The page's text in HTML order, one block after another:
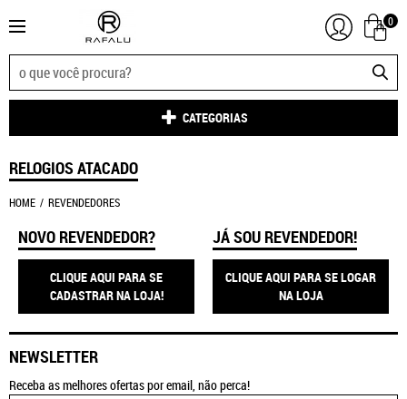
0
CATEGORIAS
RELOGIOS ATACADO
HOME REVENDEDORES
NOVO REVENDEDOR?
CLIQUE AQUI PARA SE
CADASTRAR NA LOJA!
JÁ SOU REVENDEDOR!
CLIQUE AQUI PARA SE LOGAR
NA LOJA
NEWSLETTER
Receba as melhores ofertas por email, não perca!